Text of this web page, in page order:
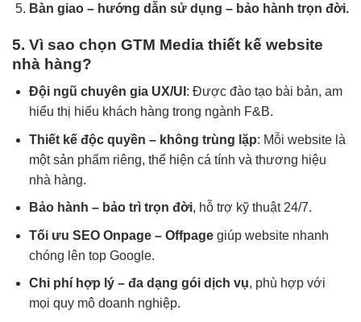
Bàn giao – hướng dẫn sử dụng – bảo hành trọn đời.
5. Vì sao chọn GTM Media thiết kế website
nhà hàng?
Đội ngũ chuyên gia UX/UI : Được đào tạo bài bản, am
hiểu thị hiếu khách hàng trong ngành F&B.
Thiết kế độc quyền – không trùng lặp: Mỗi website là
một sản phẩm riêng, thể hiện cá tính và thương hiệu
nhà hàng.
Bảo hành – bảo trì trọn đời, hỗ trợ kỹ thuật 24/7.
Tối ưu SEO Onpage – Offpagegiúp website nhanh
chóng lên top Google.
Chi phí hợp lý – đa dạng gói dịch vụ, phù hợp với
mọi quy mô doanh nghiệp.